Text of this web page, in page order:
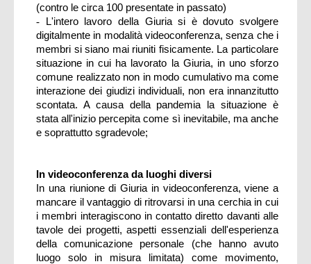
(contro le circa 100 presentate in passato)
-
L'intero lavoro della Giuria si è dovuto svolgere
digitalmente in modalità videoconferenza, senza che i
membri si siano mai riuniti fisicamente. La particolare
situazione in cui ha lavorato la Giuria, in uno sforzo
comune realizzato non in modo cumulativo ma come
interazione dei giudizi individuali, non era innanzitutto
scontata. A causa della pandemia la situazione è
stata all'inizio percepita come sì inevitabile, ma anche
e soprattutto sgradevole;
In videoconferenza da luoghi diversi
In una riunione di Giuria in videoconferenza, viene a
mancare il vantaggio di ritrovarsi in una cerchia in cui
i membri interagiscono in contatto diretto davanti alle
tavole dei progetti, aspetti essenziali dell'esperienza
della comunicazione personale (che hanno avuto
luogo solo in misura limitata) come movimento,